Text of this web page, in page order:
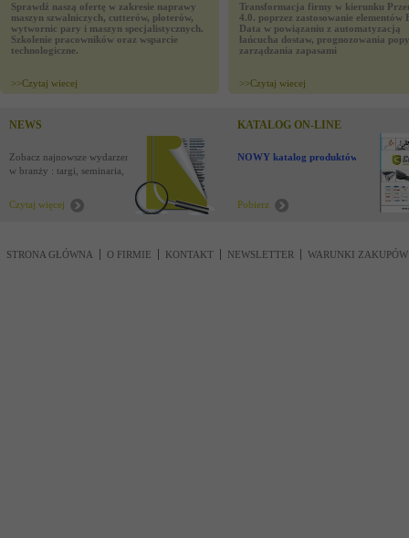
Sprawdź naszą ofertę w zakresie naprawy
maszyn szwalniczych, cutterów, ploterów,
wytwornic pary i maszyn specjalistycznych.
Szkolenie pracowników oraz wsparcie
technologiczne.
>>Czytaj wiecej
Transformacja firmy w kierunku
4.0. poprzez zastosowanie elementów
Data w powiązaniu z automatyzacją
łańcucha dostaw, prognozowania
zarządzania zapasami
>>Czytaj wiecej
NEWS
Zobacz najnowsze wydarzenia
w branży : targi, seminaria,
Czytaj więcej
KATALOG ON-LINE
NOWY katalog produktów !
Pobierz
STRONA GŁÓWNA O FIRMIE KONTAKT NEWSLETTER WARUNKI ZAKUPÓW